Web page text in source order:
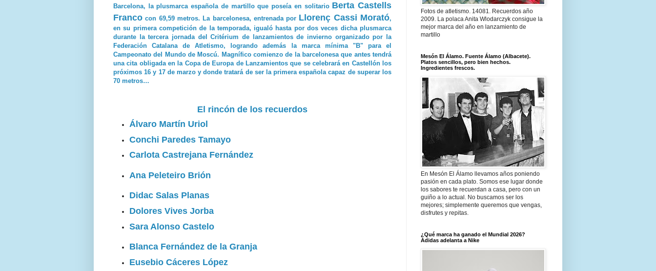
Barcelona, la plusmarca española de martillo que poseía en solitario Berta Castells
Franco con 69,59 metros. La barcelonesa, entrenada por Llorenç Cassi Morató,
en su primera competición de la temporada, igualó hasta por dos veces dicha plusmarca
durante la tercera jornada del Critérium de lanzamientos de invierno organizado por la
Federación Catalana de Atletismo, logrando además la marca mínima "B" para el
Campeonato del Mundo de Moscú. Magnífico comienzo de la barcelonesa que antes tendrá
una cita obligada en la Copa de Europa de Lanzamientos que se celebrará en Castellón los
próximos 16 y 17 de marzo y donde tratará de ser la primera española capaz de superar los
70 metros…
El rincón de los recuerdos
Álvaro Martín Uriol
Conchi Paredes Tamayo
Carlota Castrejana Fernández
Ana Peleteiro Brión
Didac Salas Planas
Dolores Vives Jorba
Sara Alonso Castelo
Blanca Fernández de la Granja
Eusebio Cáceres López
Fotos de atletismo. 14081. Recuerdos año
2009. La polaca Anita Wlodarczyk consigue la
mejor marca del año en lanzamiento de
martillo
Mesón El Álamo. Fuente Álamo (Albacete).
Platos sencillos, pero bien hechos.
Ingredientes frescos.
En Mesón El Álamo llevamos años poniendo
pasión en cada plato. Somos ese lugar donde
los sabores te recuerdan a casa, pero con un
guiño a lo actual. No buscamos ser los
mejores; simplemente queremos que vengas,
disfrutes y repitas.
¿Qué marca ha ganado el Mundial 2026?
Adidas adelanta a Nike